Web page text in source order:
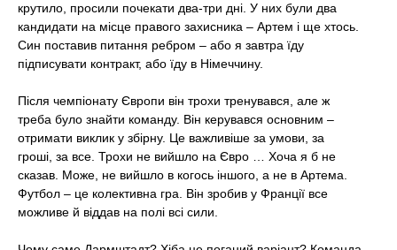
крутило, просили почекати два-три дні. У них були два
кандидати на місце правого захисника – Артем і ще хтось.
Син поставив питання ребром – або я завтра їду
підписувати контракт, або їду в Німеччину.
Після чемпіонату Європи він трохи тренувався, але ж
треба було знайти команду. Він керувався основним –
отримати виклик у збірну. Це важливіше за умови, за
гроші, за все. Трохи не вийшло на Євро … Хоча я б не
сказав. Може, не вийшло в когось іншого, а не в Артема.
Футбол – це колективна гра. Він зробив у Франції все
можливе й віддав на полі всі сили.